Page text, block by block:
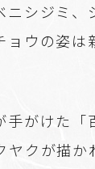
シジミ、
ウの姿は
がけた「
クが描か